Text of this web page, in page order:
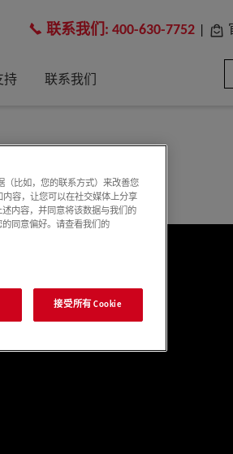
联系我们: 400-630-7752
持 联系我们
（比如，您的联系方式）来改善您
容，让您可以在社交媒体上分享
内容，并同意将该数据与我们的
同意偏好。请查看我们的
接受所有 Cookie